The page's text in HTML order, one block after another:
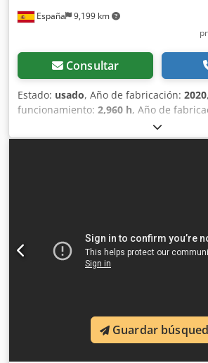
España 9,199 km
Consultar
Estado: usado, Año de fabricación: 2020
funcionamiento: 2,960 h, Año de
vacío: 16.000 kg Dimensiones (lxanxal):
Tipo de motor: Deutz DEUTZ TCD4.1 L-
Abxef Ubicación: El Burgo de Ebro
apisonamiento líderes del sector en
medianas, en trabajos de construcción
de transporte como carreteras o
de tambor: 2.130 mm Diámetro de
Capacidad de depósito: 250 l Amplitud:
Guardar